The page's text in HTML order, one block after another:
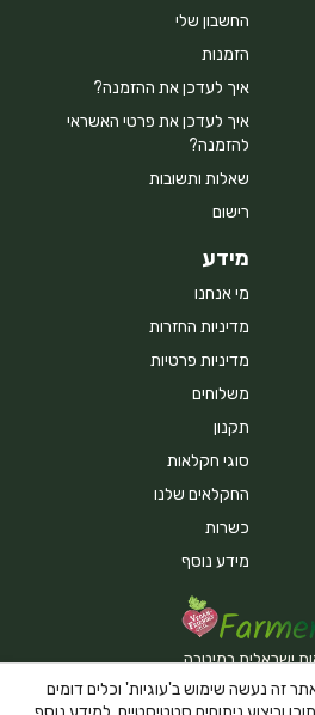
החשבון שלי
הזמנות
איך לעדכן את ההזמנה?
איך לעדכן את פרטי האשראי
להזמנה?
שאלות ותשובות
רישום
מידע
מי אנחנו
מדיניות החזרות
מדיניות פרטיות
משלוחים
תקנון
סוגי חקלאות
החקלאים שלנו
כשרות
מידע נוסף
ישראלית במיטבה
זה נעשה שימוש ב'עוגיות' וכלים דומים